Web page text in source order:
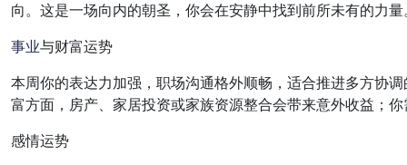
向。这是一场向内的朝圣，你会在安静中找到前所未有的力
事业与财富运势
本周你的表达力加强，职场沟通格外顺畅，适合推进多方协
富方面，房产、家居投资或家族资源整合会带来意外收益；
感情运势